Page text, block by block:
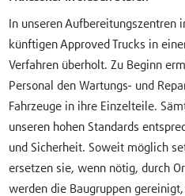
In unseren Aufbereitungszentren
künftigen Approved Trucks in
Verfahren überholt. Zu Beginn
Personal den Wartungs- und
Fahrzeuge in ihre Einzelteile.
unseren hohen Standards
und Sicherheit. Soweit möglich
ersetzen sie, wenn nötig, durch
werden die Baugruppen